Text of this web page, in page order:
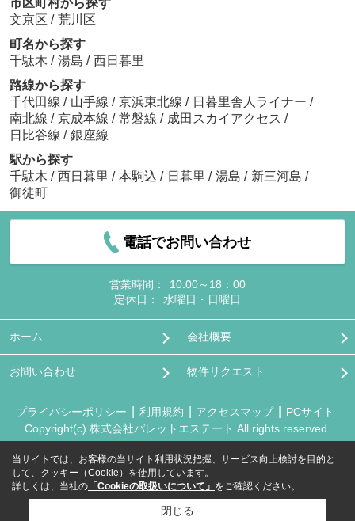
文京区 / 荒川区
町名から探す
千駄木 / 湯島 / 西日暮里
路線から探す
千代田線 / 山手線 / 京浜東北線 / 日暮里舎人ライナー /
南北線 / 京成本線 / 常磐線 / 成田スカイアクセス /
日比谷線 / 銀座線
駅から探す
千駄木 / 西日暮里 / 本駒込 / 日暮里 / 湯島 / 新三河島 /
御徒町
電話でお問い合わせ
営業時間：
10:00～18：00
定休日：
水曜日・日曜日
ホーム 会社概要
お問い合わせ 物件リクエスト
プライバシーポリシー 利用規約 アクセスマップ
PCサイト
Copyright(c) 株式会社パレットエステート All rights reserved.
当サイトでは、お客様の当サイト利用状況把握、サービス向上検討を目的と
して、クッキー（Cookie）を使用しています。
詳しくは、当社の 「Cookieの取扱いについて」 をご確認ください。
閉じる